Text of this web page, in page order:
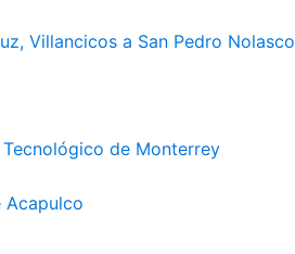
Villancicos a San Pedro Nolasco
de Monterrey
Acapulco